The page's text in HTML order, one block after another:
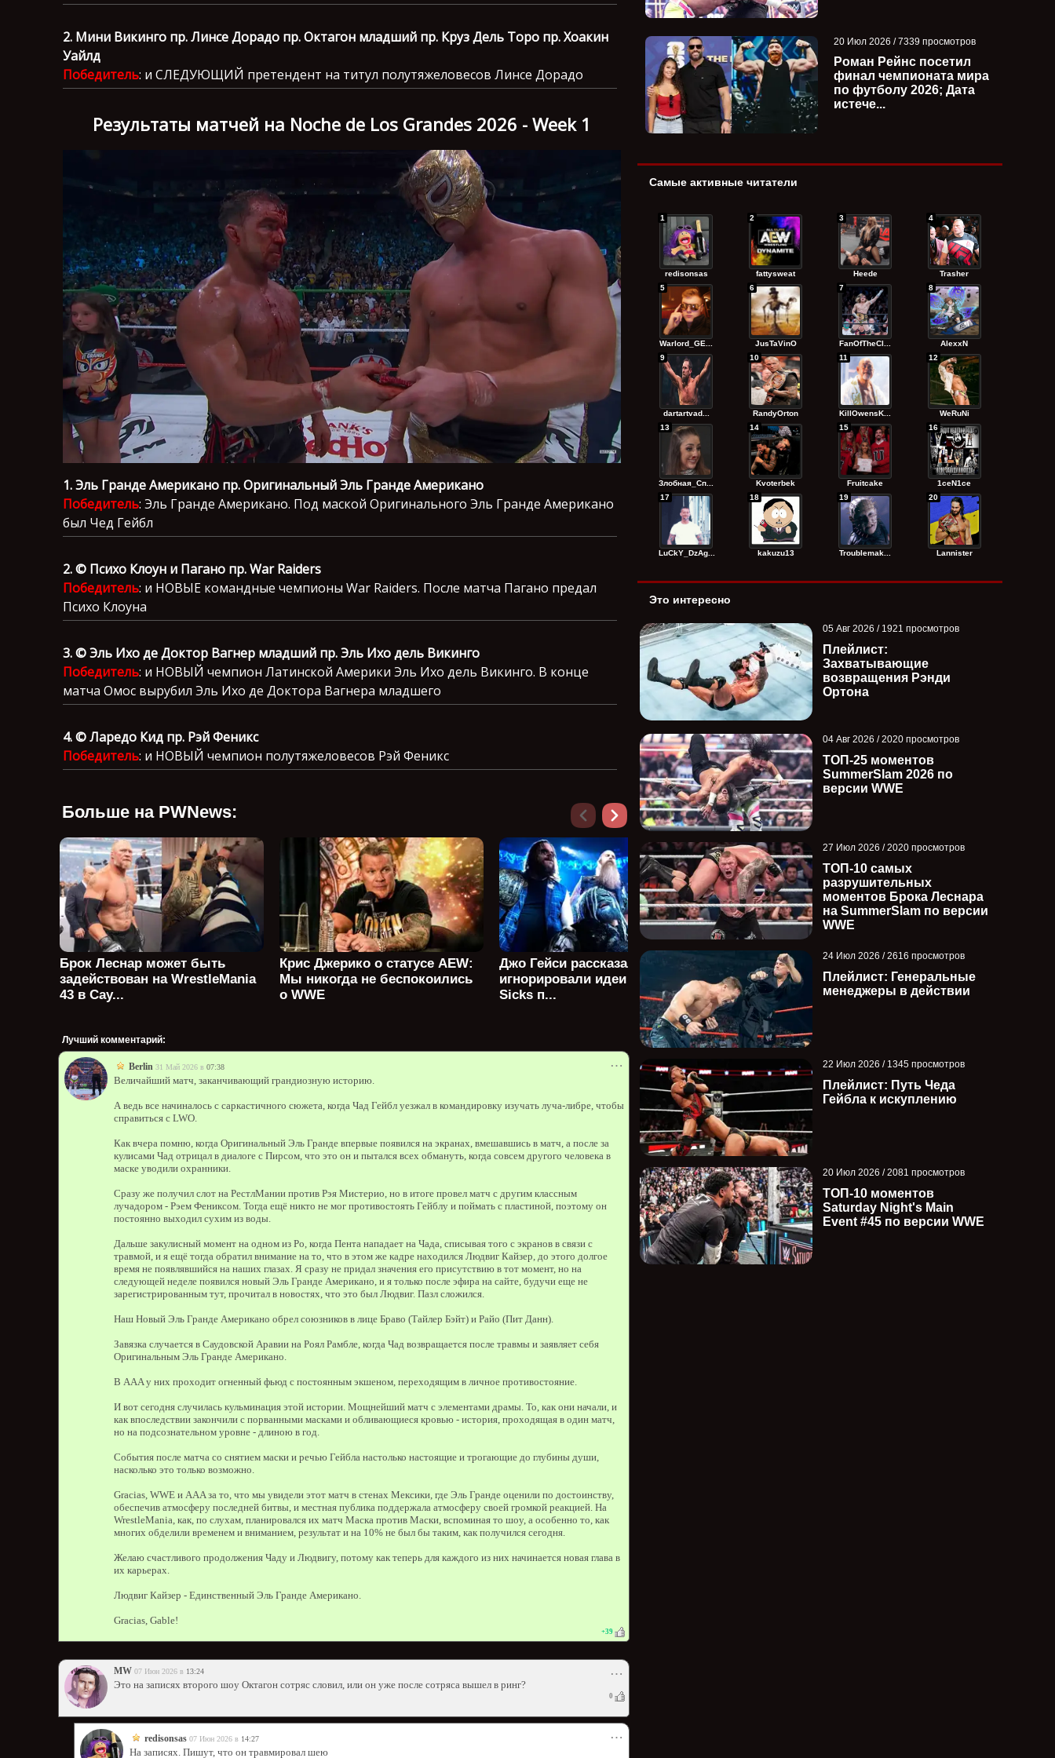
2. Мини Викинго пр. Линсе Дорадо пр. Октагон младший пр. Круз Дель Торо пр. Хоакин
Уайлд
Победитель: и СЛЕДУЮЩИЙ претендент на титул полутяжеловесов Линсе Дорадо
Результаты матчей на Noche de Los Grandes 2026 - Week 1
1. Эль Гранде Американо пр. Оригинальный Эль Гранде Американо
Победитель: Эль Гранде Американо. Под маской Оригинального Эль Гранде Американо
был Чед Гейбл
2. © Психо Клоун и Пагано пр. War Raiders
Победитель: и НОВЫЕ командные чемпионы War Raiders. После матча Пагано предал
Психо Клоуна
3. © Эль Ихо де Доктор Вагнер младший пр. Эль Ихо дель Викинго
Победитель: и НОВЫЙ чемпион Латинской Америки Эль Ихо дель Викинго. В конце
матча Омос вырубил Эль Ихо де Доктора Вагнера младшего
4. © Ларедо Кид пр. Рэй Феникс
Победитель: и НОВЫЙ чемпион полутяжеловесов Рэй Феникс
Больше на PWNews:
Брок Леснар может быть
задействован на WrestleMania
43 в Сау...
Крис Джерико о статусе AEW:
Мы никогда не беспокоились
о WWE
Джо Гейси рассказал, что WWE
игнорировали идеи Wyatt
Sicks п...
Джон Сина отреагировал на
завершение карьеры Брока
Леснара; ...
Чем закончился
против Адама
Бродидо за ...
Лучший комментарий:
Berlin 31 Май 2026 в 07:38 ⋯
Величайший матч, заканчивающий грандиозную историю.
А ведь все начиналось с саркастичного сюжета, когда Чад Гейбл уезжал в командировку изучать луча-либре, чтобы
справиться с LWO.
Как вчера помню, когда Оригинальный Эль Гранде впервые появился на экранах, вмешавшись в матч, а после за
кулисами Чад отрицал в диалоге с Пирсом, что это он и пытался всех обмануть, когда совсем другого человека в
маске уводили охранники.
Сразу же получил слот на РестлМании против Рэя Мистерио, но в итоге провел матч с другим классным
лучадором - Рэем Фениксом. Тогда ещё никто не мог противостоять Гейблу и поймать с пластиной, поэтому он
постоянно выходил сухим из воды.
Дальше закулисный момент на одном из Ро, когда Пента нападает на Чада, списывая того с экранов в связи с
травмой, и я ещё тогда обратил внимание на то, что в этом же кадре находился Людвиг Кайзер, до этого долгое
время не появлявшийся на наших глазах. Я сразу не придал значения его присутствию в тот момент, но на
следующей неделе появился новый Эль Гранде Американо, и я только после эфира на сайте, будучи еще не
зарегистрированным тут, прочитал в новостях, что это был Людвиг. Пазл сложился.
Наш Новый Эль Гранде Американо обрел союзников в лице Браво (Тайлер Бэйт) и Райо (Пит Данн).
Завязка случается в Саудовской Аравии на Роял Рамбле, когда Чад возвращается после травмы и заявляет себя
Оригинальным Эль Гранде Американо.
В AAA у них проходит огненный фьюд с постоянным экшеном, переходящим в личное противостояние.
И вот сегодня случилась кульминация этой истории. Мощнейший матч с элементами драмы. То, как они начали, и
как впоследствии закончили с порванными масками и обливающиеся кровью - история, проходящая в один матч,
но на подсознательном уровне - длиною в год.
События после матча со снятием маски и речью Гейбла настолько настоящие и трогающие до глубины души,
насколько это только возможно.
Gracias, WWE и AAA за то, что мы увидели этот матч в стенах Мексики, где Эль Гранде оценили по достоинству,
обеспечив атмосферу последней битвы, и местная публика поддержала атмосферу своей громкой реакцией. На
WrestleMania, как, по слухам, планировался их матч Маска против Маски, вспоминая то шоу, а особенно то, как
многих обделили временем и вниманием, результат и на 10% не был бы таким, как получился сегодня.
Желаю счастливого продолжения Чаду и Людвигу, потому как теперь для каждого из них начинается новая глава в
их карьерах.
Людвиг Кайзер - Единственный Эль Гранде Американо.
Gracias, Gable!
+39
MW 07 Июн 2026 в 13:24 ⋯
Это на записях второго шоу Октагон сотряс словил, или он уже после сотряса вышел в ринг?
0
redisonsas 07 Июн 2026 в 14:27 ⋯
На записях. Пишут, что он травмировал шею
20 Июл 2026 / 7339 просмотров
Роман Рейнс посетил
финал чемпионата мира
по футболу 2026; Дата
истече...
Самые активные читатели
redisonsas
1
fattysweat
2
Heede
3
Trasher
4
Warlord_GE...
5
JusTaVinO
6
FanOfTheCl...
7
AlexxN
8
dartartvad...
9
RandyОrton
10
KillOwensK...
11
WeRuNi
12
Злобная_Сп...
13
Kvoterbek
14
Fruitcake
15
1ceN1ce
16
LuCkY_DzAg...
17
kakuzu13
18
Troublemak...
19
Lannister
20
Это интересно
05 Авг 2026 / 1921 просмотров
Плейлист:
Захватывающие
возвращения Рэнди
Ортона
04 Авг 2026 / 2020 просмотров
ТОП-25 моментов
SummerSlam 2026 по
версии WWE
27 Июл 2026 / 2020 просмотров
ТОП-10 самых
разрушительных
моментов Брока Леснара
на SummerSlam по версии
WWE
24 Июл 2026 / 2616 просмотров
Плейлист: Генеральные
менеджеры в действии
22 Июл 2026 / 1345 просмотров
Плейлист: Путь Чеда
Гейбла к искуплению
20 Июл 2026 / 2081 просмотров
ТОП-10 моментов
Saturday Night's Main
Event #45 по версии WWE